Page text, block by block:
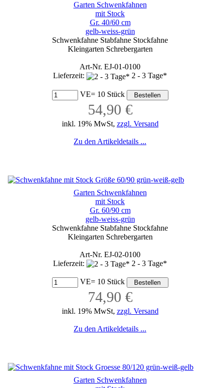
Garten Schwenkfahnen
mit Stock
Gr. 40/60 cm
gelb-weiss-grün
Schwenkfahne Stabfahne Stockfahne
Kleingarten Schrebergarten
Art-Nr. EJ-01-0100
Lieferzeit:
2 - 3 Tage*
VE= 10 Stück
54,90 €
inkl. 19% MwSt, zzgl. Versand
Zu den Artikeldetails ...
Garten Schwenkfahnen
mit Stock
Gr. 60/90 cm
gelb-weiss-grün
Schwenkfahne Stabfahne Stockfahne
Kleingarten Schrebergarten
Art-Nr. EJ-02-0100
Lieferzeit:
2 - 3 Tage*
VE= 10 Stück
74,90 €
inkl. 19% MwSt, zzgl. Versand
Zu den Artikeldetails ...
Garten Schwenkfahnen